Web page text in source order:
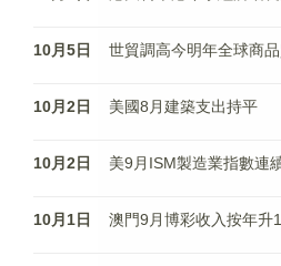
10月5日 世貿調高今明年全球商
10月2日 美國8月建築支出持平
10月2日 美9月ISM製造業指數連
10月1日 澳門9月博彩收入按年升